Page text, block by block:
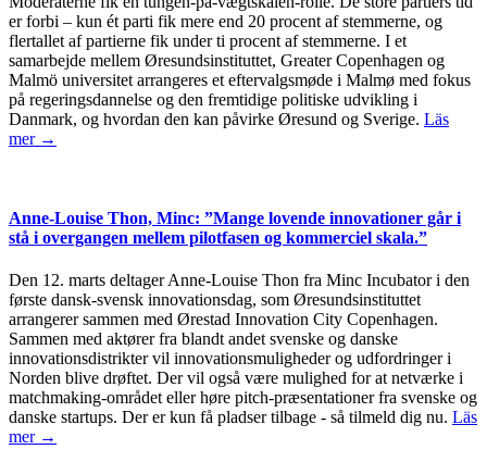
er forbi – kun ét parti fik mere end 20 procent af stemmerne, og
flertallet af partierne fik under ti procent af stemmerne. I et
samarbejde mellem Øresundsinstituttet, Greater Copenhagen og
Malmö universitet arrangeres et eftervalgsmøde i Malmø med fokus
på regeringsdannelse og den fremtidige politiske udvikling i
Danmark, og hvordan den kan påvirke Øresund og Sverige. Läs
mer →
Anne-Louise Thon, Minc: ”Mange lovende innovationer går i
stå i overgangen mellem pilotfasen og kommerciel skala.”
Den 12. marts deltager Anne-Louise Thon fra Minc Incubator i den
første dansk-svensk innovationsdag, som Øresundsinstituttet
arrangerer sammen med Ørestad Innovation City Copenhagen.
Sammen med aktører fra blandt andet svenske og danske
innovationsdistrikter vil innovationsmuligheder og udfordringer i
Norden blive drøftet. Der vil også være mulighed for at netværke i
matchmaking-området eller høre pitch-præsentationer fra svenske og
danske startups. Der er kun få pladser tilbage - så tilmeld dig nu. Läs
mer →